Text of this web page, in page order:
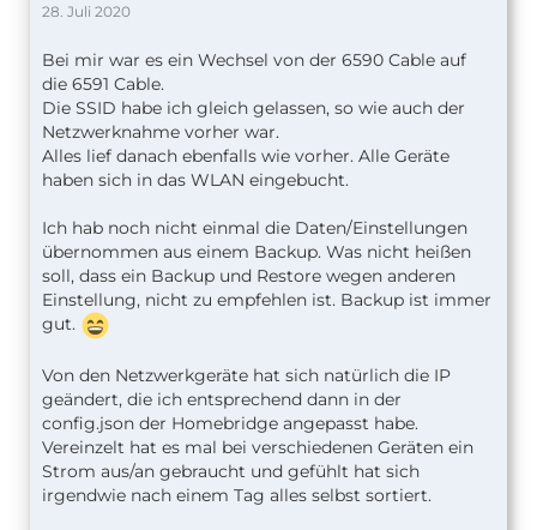
28. Juli 2020
Bei mir war es ein Wechsel von der 6590 Cable auf
die 6591 Cable.
Die SSID habe ich gleich gelassen, so wie auch der
Netzwerknahme vorher war.
Alles lief danach ebenfalls wie vorher. Alle Geräte
haben sich in das WLAN eingebucht.
Ich hab noch nicht einmal die Daten/Einstellungen
übernommen aus einem Backup. Was nicht heißen
soll, dass ein Backup und Restore wegen anderen
Einstellung, nicht zu empfehlen ist. Backup ist immer
gut.
Von den Netzwerkgeräte hat sich natürlich die IP
geändert, die ich entsprechend dann in der
config.json der Homebridge angepasst habe.
Vereinzelt hat es mal bei verschiedenen Geräten ein
Strom aus/an gebraucht und gefühlt hat sich
irgendwie nach einem Tag alles selbst sortiert.